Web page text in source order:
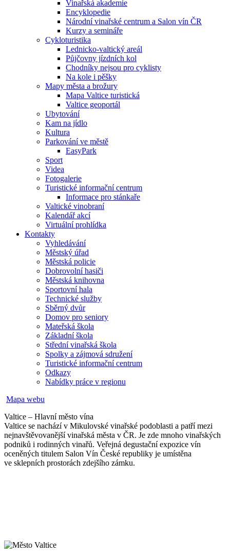
Vinařská akademie
Encyklopedie
Národní vinařské centrum a Salon vín ČR
Kurzy a semináře
Cykloturistika
Lednicko-valtický areál
Půjčovny jízdních kol
Chodníky nejsou pro cyklisty
Na kole i pěšky
Mapy města a brožury
Mapa Valtice turistická
Valtice geoportál
Ubytování
Kam na jídlo
Kultura
Parkování ve městě
EasyPark
Sport
Videa
Fotogalerie
Turistické informační centrum
Informace pro stánkaře
Valtické vinobraní
Kalendář akcí
Virtuální prohlídka
Kontakty
Vyhledávání
Městský úřad
Městská policie
Dobrovolní hasiči
Městská knihovna
Sportovní hala
Technické služby
Sběrný dvůr
Domov pro seniory
Mateřská škola
Základní škola
Střední vinařská škola
Spolky a zájmová sdružení
Turistické informační centrum
Odkazy
Nabídky práce v regionu
Mapa webu
Valtice – Hlavní město vína
Valtice se nachází v Mikulovské vinařské podoblasti a patří mezi
nejnavštěvovanější vinařská města v ČR. Je zde mnoho vinařských
podniků i rodinných vinařů. Veřejná degustační expozice vín
oceněných titulem Salon Vín České republiky je umístěna
ve sklepních prostorách zdejšího zámku.